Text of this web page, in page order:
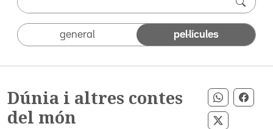
general pel·lícules
Dúnia i altres contes
del món
Compartir
Compartir